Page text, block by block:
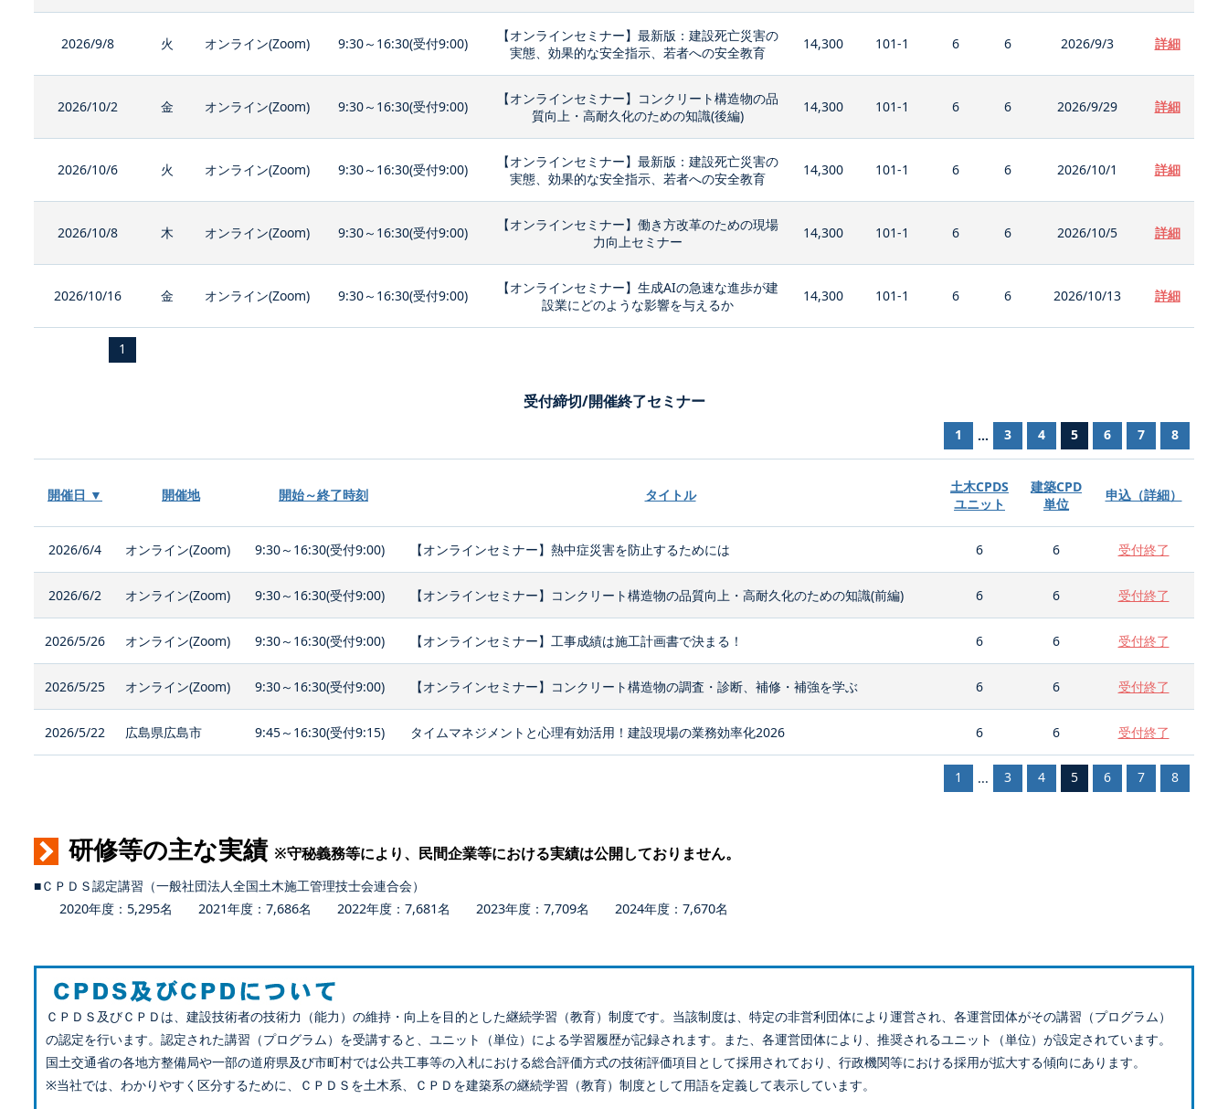
2026/9/8 火 オンライン(Zoom) 9:30～16:30(受付9:00)
【オンラインセミナー】最新版：建設死亡災害の
実態、効果的な安全指示、若者への安全教育
14,300 101-1 6 6 2026/9/3 詳細
2026/10/2 金 オンライン(Zoom) 9:30～16:30(受付9:00)
【オンラインセミナー】コンクリート構造物の品
質向上・高耐久化のための知識(後編)
14,300 101-1 6 6 2026/9/29 詳細
2026/10/6 火 オンライン(Zoom) 9:30～16:30(受付9:00)
【オンラインセミナー】最新版：建設死亡災害の
実態、効果的な安全指示、若者への安全教育
14,300 101-1 6 6 2026/10/1 詳細
2026/10/8 木 オンライン(Zoom) 9:30～16:30(受付9:00)
【オンラインセミナー】働き方改革のための現場
力向上セミナー
14,300 101-1 6 6 2026/10/5 詳細
2026/10/16 金 オンライン(Zoom) 9:30～16:30(受付9:00)
【オンラインセミナー】生成AIの急速な進歩が建
設業にどのような影響を与えるか
14,300 101-1 6 6 2026/10/13 詳細
1
受付締切/開催終了セミナー
1 ... 3 4 5 6 7 8
開催日 ▼ 開催地 開始～終了時刻 タイトル
土木CPDS
ユニット
建築CPD
単位
申込（詳細）
2026/6/4 オンライン(Zoom) 9:30～16:30(受付9:00) 【オンラインセミナー】熱中症災害を防止するためには 6 6 受付終了
2026/6/2 オンライン(Zoom) 9:30～16:30(受付9:00) 【オンラインセミナー】コンクリート構造物の品質向上・高耐久化のための知識(前編) 6 6 受付終了
2026/5/26 オンライン(Zoom) 9:30～16:30(受付9:00) 【オンラインセミナー】工事成績は施工計画書で決まる！ 6 6 受付終了
2026/5/25 オンライン(Zoom) 9:30～16:30(受付9:00) 【オンラインセミナー】コンクリート構造物の調査・診断、補修・補強を学ぶ 6 6 受付終了
2026/5/22 広島県広島市 9:45～16:30(受付9:15) タイムマネジメントと心理有効活用！建設現場の業務効率化2026 6 6 受付終了
1 ... 3 4 5 6 7 8
研修等の主な実績 ※守秘義務等により、民間企業等における実績は公開しておりません。
■ＣＰＤＳ認定講習（一般社団法人全国土木施工管理技士会連合会）
2020年度：5,295名 2021年度：7,686名 2022年度：7,681名 2023年度：7,709名 2024年度：7,670名
ＣＰＤＳ及びＣＰＤは、建設技術者の技術力（能力）の維持・向上を目的とした継続学習（教育）制度です。当該制度は、特定の非営利団体により運営され、各運営団体がその講習（プログラム）
の認定を行います。認定された講習（プログラム）を受講すると、ユニット（単位）による学習履歴が記録されます。また、各運営団体により、推奨されるユニット（単位）が設定されています。
国土交通省の各地方整備局や一部の道府県及び市町村では公共工事等の入札における総合評価方式の技術評価項目として採用されており、行政機関等における採用が拡大する傾向にあります。
※当社では、わかりやすく区分するために、ＣＰＤＳを土木系、ＣＰＤを建築系の継続学習（教育）制度として用語を定義して表示しています。